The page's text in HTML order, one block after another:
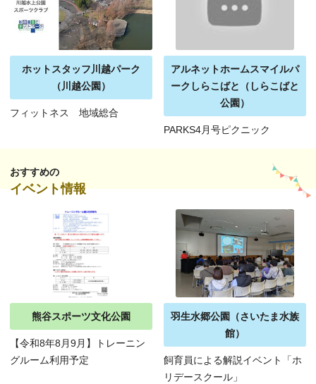
ホットスタッフ川越パーク
（川越公園）
フィットネス 地域総合
アルネットホームスマイルパ
ークしらこばと（しらこばと
公園）
PARKS4月号ピクニック
おすすめの
イベント情報
熊谷スポーツ文化公園
【令和8年8月9月】トレーニン
グルーム利用予定
羽生水郷公園（さいたま水族
館）
飼育員による解説イベント「ホ
リデースクール」